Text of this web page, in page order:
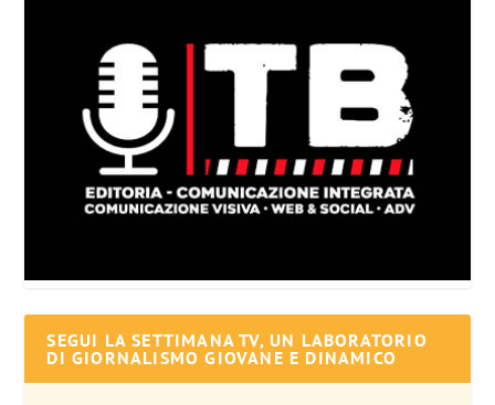
SEGUI LA SETTIMANA TV, UN LABORATORIO
DI GIORNALISMO GIOVANE E DINAMICO